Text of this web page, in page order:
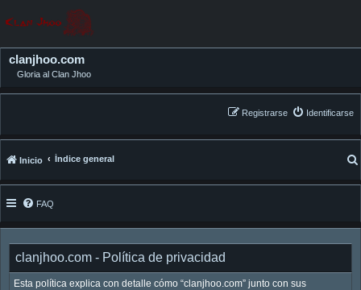
clanjhoo.com
Gloria al Clan Jhoo
Identificarse
Registrarse
Inicio Índice general
FAQ
clanjhoo.com - Política de privacidad
Esta política explica con detalle cómo “clanjhoo.com” junto con sus